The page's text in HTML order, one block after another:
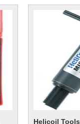
Helicoil Tools